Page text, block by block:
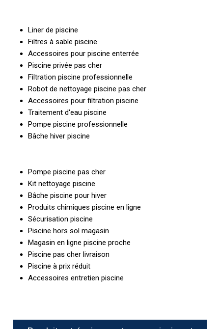
Liner de piscine
Filtres à sable piscine
Accessoires pour piscine enterrée
Piscine privée pas cher
Filtration piscine professionnelle
Robot de nettoyage piscine pas cher
Accessoires pour filtration piscine
Traitement d'eau piscine
Pompe piscine professionnelle
Bâche hiver piscine
Pompe piscine pas cher
Kit nettoyage piscine
Bâche piscine pour hiver
Produits chimiques piscine en ligne
Sécurisation piscine
Piscine hors sol magasin
Magasin en ligne piscine proche
Piscine pas cher livraison
Piscine à prix réduit
Accessoires entretien piscine